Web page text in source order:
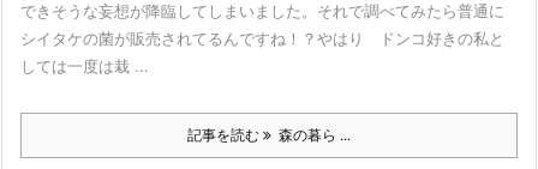
できそうな妄想が降臨してしまいました。それで調べてみたら普通に
シイタケの菌が販売されてるんですね！？やはり ドンコ好きの私と
しては一度は栽 ...
記事を読む 森の暮ら ...